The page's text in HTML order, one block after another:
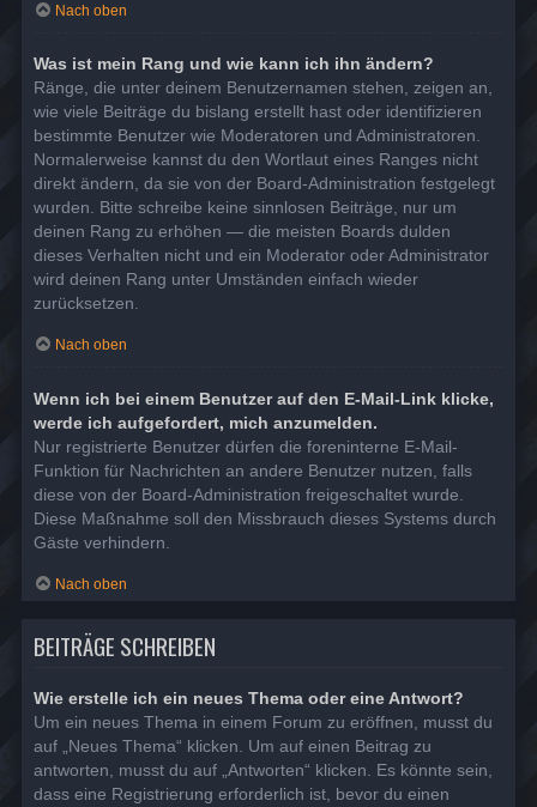
Nach oben
Was ist mein Rang und wie kann ich ihn ändern?
Ränge, die unter deinem Benutzernamen stehen, zeigen an,
wie viele Beiträge du bislang erstellt hast oder identifizieren
bestimmte Benutzer wie Moderatoren und Administratoren.
Normalerweise kannst du den Wortlaut eines Ranges nicht
direkt ändern, da sie von der Board-Administration festgelegt
wurden. Bitte schreibe keine sinnlosen Beiträge, nur um
deinen Rang zu erhöhen — die meisten Boards dulden
dieses Verhalten nicht und ein Moderator oder Administrator
wird deinen Rang unter Umständen einfach wieder
zurücksetzen.
Nach oben
Wenn ich bei einem Benutzer auf den E-Mail-Link klicke,
werde ich aufgefordert, mich anzumelden.
Nur registrierte Benutzer dürfen die foreninterne E-Mail-
Funktion für Nachrichten an andere Benutzer nutzen, falls
diese von der Board-Administration freigeschaltet wurde.
Diese Maßnahme soll den Missbrauch dieses Systems durch
Gäste verhindern.
Nach oben
BEITRÄGE SCHREIBEN
Wie erstelle ich ein neues Thema oder eine Antwort?
Um ein neues Thema in einem Forum zu eröffnen, musst du
auf „Neues Thema“ klicken. Um auf einen Beitrag zu
antworten, musst du auf „Antworten“ klicken. Es könnte sein,
dass eine Registrierung erforderlich ist, bevor du einen